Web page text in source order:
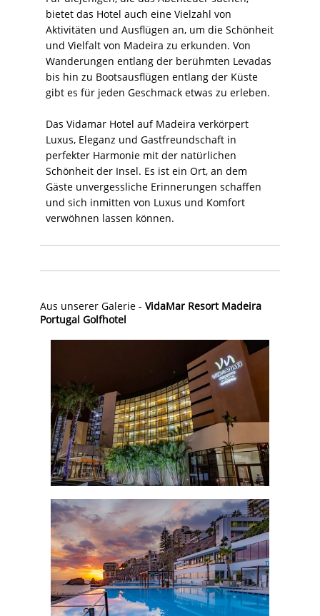
bietet das Hotel auch eine Vielzahl von
Aktivitäten und Ausflügen an, um die Schönheit
und Vielfalt von Madeira zu erkunden. Von
Wanderungen entlang der berühmten Levadas
bis hin zu Bootsausflügen entlang der Küste
gibt es für jeden Geschmack etwas zu erleben.
Das Vidamar Hotel auf Madeira verkörpert
Luxus, Eleganz und Gastfreundschaft in
perfekter Harmonie mit der natürlichen
Schönheit der Insel. Es ist ein Ort, an dem
Gäste unvergessliche Erinnerungen schaffen
und sich inmitten von Luxus und Komfort
verwöhnen lassen können.
Aus unserer Galerie - VidaMar Resort Madeira
Portugal Golfhotel